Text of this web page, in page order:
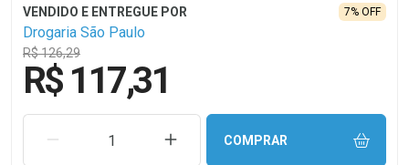
Drogaria São Paulo
R$ 126,29
7% OFF
R$ 117,31
REMOVER UMA UNIDADEAUMENTAR UMA UNIDADE
COMPRAR